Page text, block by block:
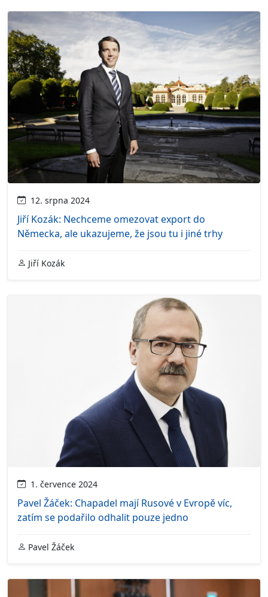
12. srpna 2024
Jiří Kozák: Nechceme omezovat export do
Německa, ale ukazujeme, že jsou tu i jiné trhy
Jiří Kozák
1. července 2024
Pavel Žáček: Chapadel mají Rusové v Evropě víc,
zatím se podařilo odhalit pouze jedno
Pavel Žáček